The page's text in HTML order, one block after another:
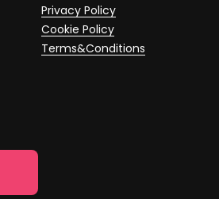
Privacy Policy
Cookie Policy
Terms&Conditions